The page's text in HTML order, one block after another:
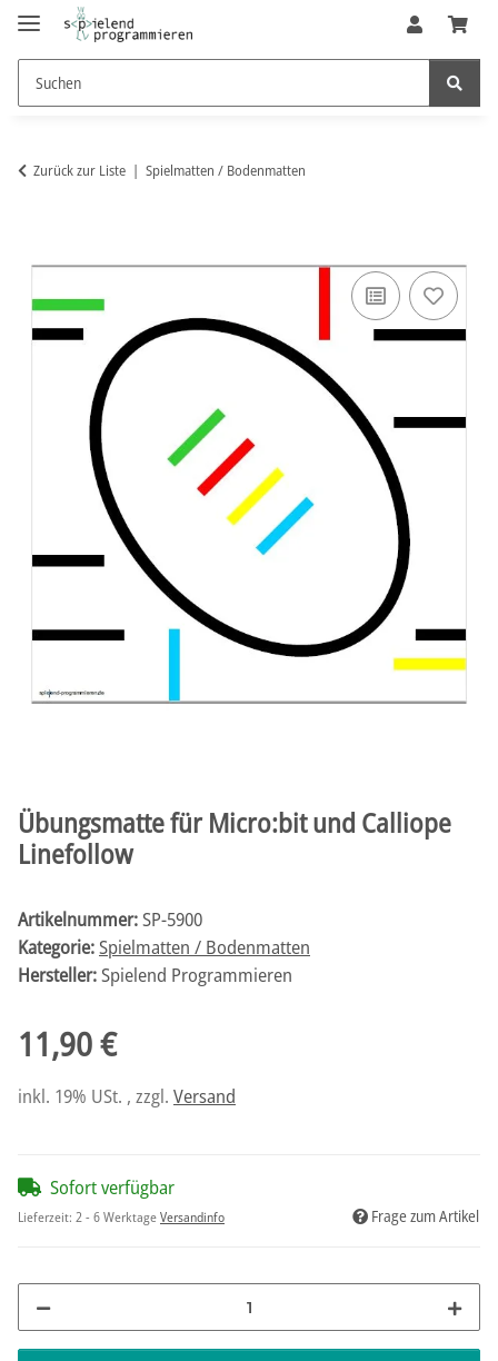
Zurück zur Liste Spielmatten / Bodenmatten
Übungsmatte für Micro:bit und Calliope
Linefollow
Artikelnummer:SP-5900
Kategorie:Spielmatten / Bodenmatten
Hersteller:Spielend Programmieren
11,90 €
inkl. 19% USt. , zzgl. Versand
Sofort verfügbar
Lieferzeit: 2 - 6 WerktageVersandinfo Frage zum Artikel